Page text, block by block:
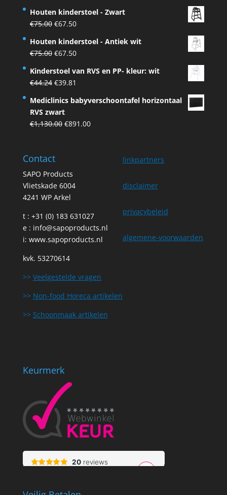
was:
€75.00.
is:
€67.50.
Houten kinderstoel - Zwart
€75.00 Original
was:
€75.00.
€67.50Current
is:
€67.50.
Houten kinderstoel - Antiek wit
€75.00 Original
was:
€75.00.
€67.50Current
is:
Kinderstoel van RVS en PP- kleur: wit
€44.24 Original
was:
€44.24.
€39.81
is:
Mediclinics babyverschoontafel horizontaal
RVS zwart
€1,130.00 Original
€891.00Current
Contact
SAPO Products
Vlietskade 6004
4241 WP Arkel
t : +31 (0) 183 631027
e : info@sapoproducts.nl
i: www.sapoproducts.nl
kvk. 53270614
>> Veelgestelde vragen
>> Non-food Horeca artikelen
>> Schoonmaak artikelen
linkpartners
disclaimer
privacybeleid
algemene-voorwaarden
Keurmerk